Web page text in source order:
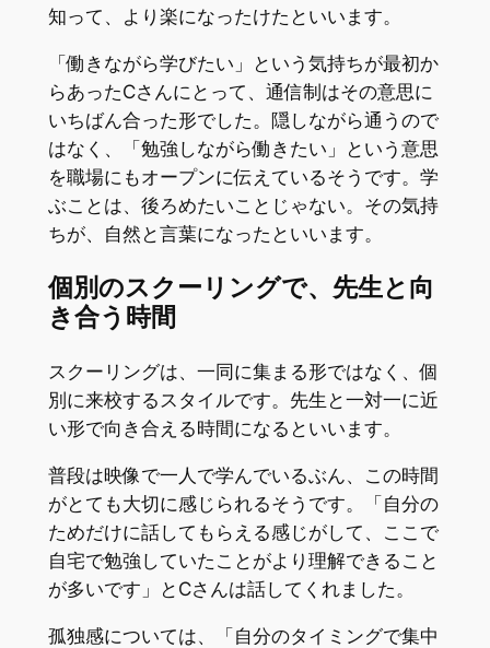
知って、より楽になったけたといいます。
「働きながら学びたい」という気持ちが最初か
らあったCさんにとって、通信制はその意思に
いちばん合った形でした。隠しながら通うので
はなく、「勉強しながら働きたい」という意思
を職場にもオープンに伝えているそうです。学
ぶことは、後ろめたいことじゃない。その気持
ちが、自然と言葉になったといいます。
個別のスクーリングで、先生と向
き合う時間
スクーリングは、一同に集まる形ではなく、個
別に来校するスタイルです。先生と一対一に近
い形で向き合える時間になるといいます。
普段は映像で一人で学んでいるぶん、この時間
がとても大切に感じられるそうです。「自分の
ためだけに話してもらえる感じがして、ここで
自宅で勉強していたことがより理解できること
が多いです」とCさんは話してくれました。
孤独感については、「自分のタイミングで集中